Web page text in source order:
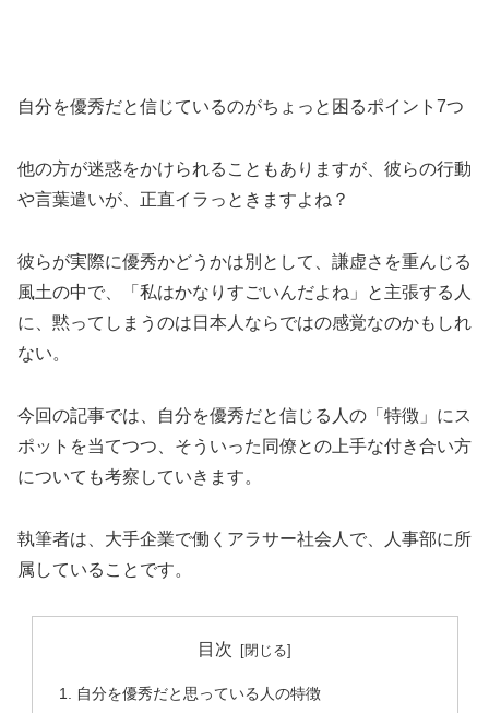
自分を優秀だと信じているのがちょっと困るポイント7つ
他の方が迷惑をかけられることもありますが、彼らの行動
や言葉遣いが、正直イラっときますよね？
彼らが実際に優秀かどうかは別として、謙虚さを重んじる
風土の中で、「私はかなりすごいんだよね」と主張する人
に、黙ってしまうのは日本人ならではの感覚なのかもしれ
ない。
今回の記事では、自分を優秀だと信じる人の「特徴」にス
ポットを当てつつ、そういった同僚との上手な付き合い方
についても考察していきます。
執筆者は、大手企業で働くアラサー社会人で、人事部に所
属していることです。
目次
自分を優秀だと思っている人の特徴